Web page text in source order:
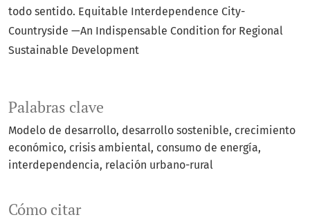
Palabras clave
Modelo de desarrollo desarrollo sostenible crecimiento
económico crisis ambiental consumo de energía
interdependencia relación urbano-rural
Cómo citar
todo sentido. Equitable Interdependence City-
Countryside —An Indispensable Condition for Regional
Sustainable Development